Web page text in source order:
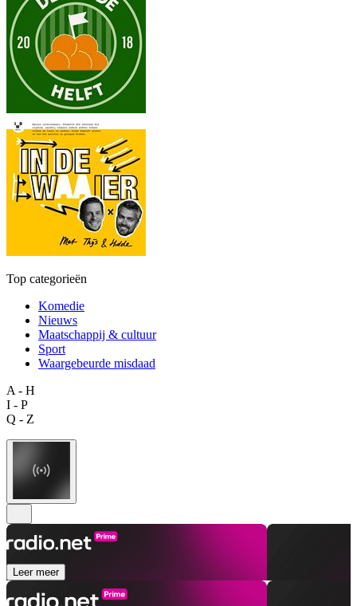
Top categorieën
Komedie
Nieuws
Maatschappij & cultuur
Sport
Waargebeurde misdaad
A - H
I - P
Q - Z
Leer meer